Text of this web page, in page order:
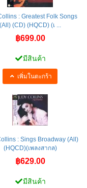
: Greatest Folk Songs
(All) (CD) (HQCD) (เ ...
฿699.00
มีสินค้า
เพิ่มในตะกร้า
: Sings Broadway (All)
(HQCD)(เพลงสากล)
฿629.00
มีสินค้า